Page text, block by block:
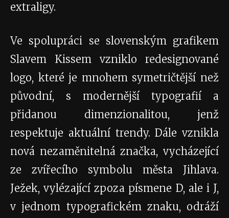
extraligy.
Ve spolupráci se slovenským grafikem
Slavem Kissem vzniklo redesignované
logo, které je mnohem symetričtější než
původní, s modernější typografií a
přidanou dimenzionalitou, jenž
respektuje aktuální trendy. Dále vznikla
nová nezaměnitelná značka, vycházející
ze zvířecího symbolu města Jihlava.
Ježek, vylézající zpoza písmene D, ale i J,
v jednom typografickém znaku, odráží